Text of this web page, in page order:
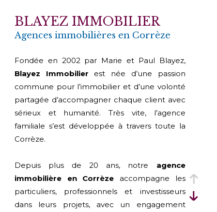
BLAYEZ IMMOBILIER
Agences immobilières en Corrèze
Fondée en 2002 par Marie et Paul Blayez,
Blayez Immobilier est née d’une passion
commune pour l’immobilier et d’une volonté
partagée d’accompagner chaque client avec
sérieux et humanité. Très vite, l’agence
familiale s’est développée à travers toute la
Corrèze.
Depuis plus de 20 ans, notre agence
immobilière en Corrèze accompagne les
particuliers, professionnels et investisseurs
dans leurs projets, avec un engagement